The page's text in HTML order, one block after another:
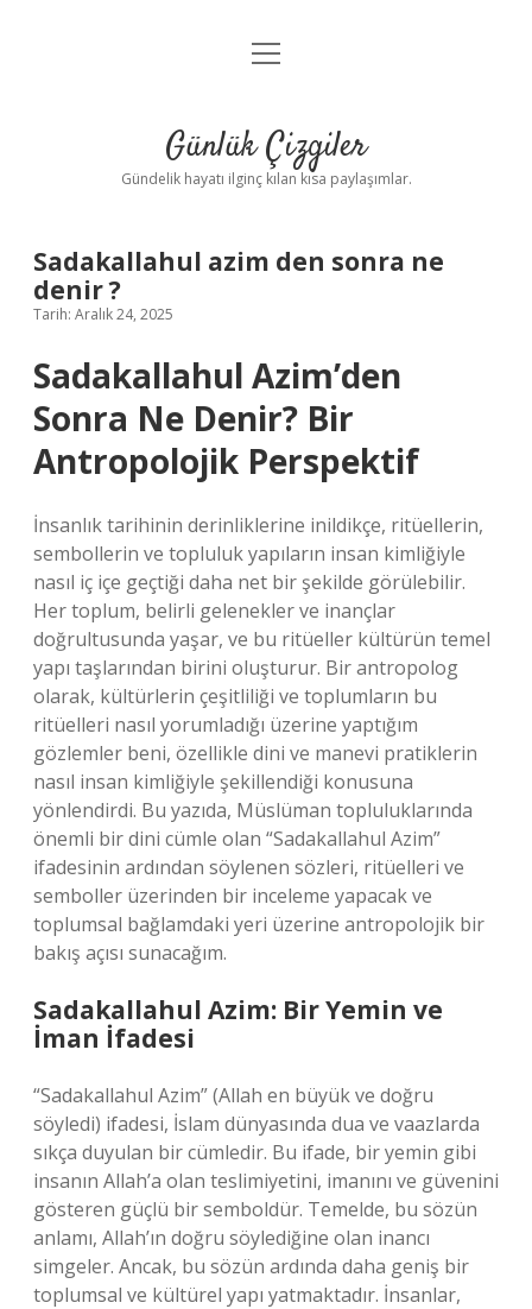
Anasayfa
Yasal Uyarı
menüyü
Günlük Çizgiler
Gündelik hayatı ilginç kılan kısa paylaşımlar.
Sadakallahul azim den sonra ne
denir ?
Tarih: Aralık 24, 2025
Sadakallahul Azim’den
Sonra Ne Denir? Bir
Antropolojik Perspektif
İnsanlık tarihinin derinliklerine inildikçe, ritüellerin,
sembollerin ve topluluk yapıların insan kimliğiyle
nasıl iç içe geçtiği daha net bir şekilde görülebilir.
Her toplum, belirli gelenekler ve inançlar
doğrultusunda yaşar, ve bu ritüeller kültürün temel
yapı taşlarından birini oluşturur. Bir antropolog
olarak, kültürlerin çeşitliliği ve toplumların bu
ritüelleri nasıl yorumladığı üzerine yaptığım
gözlemler beni, özellikle dini ve manevi pratiklerin
nasıl insan kimliğiyle şekillendiği konusuna
yönlendirdi. Bu yazıda, Müslüman topluluklarında
önemli bir dini cümle olan “Sadakallahul Azim”
ifadesinin ardından söylenen sözleri, ritüelleri ve
semboller üzerinden bir inceleme yapacak ve
toplumsal bağlamdaki yeri üzerine antropolojik bir
bakış açısı sunacağım.
Sadakallahul Azim: Bir Yemin ve
İman İfadesi
“Sadakallahul Azim” (Allah en büyük ve doğru
söyledi) ifadesi, İslam dünyasında dua ve vaazlarda
sıkça duyulan bir cümledir. Bu ifade, bir yemin gibi
insanın Allah’a olan teslimiyetini, imanını ve güvenini
gösteren güçlü bir semboldür. Temelde, bu sözün
anlamı, Allah’ın doğru söylediğine olan inancı
simgeler. Ancak, bu sözün ardında daha geniş bir
toplumsal ve kültürel yapı yatmaktadır. İnsanlar,